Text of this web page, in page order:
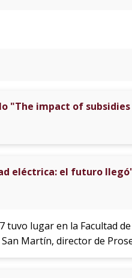
"The impact of
eléctrica: el futuro
tuvo lugar en la Facultad
Martín, director de